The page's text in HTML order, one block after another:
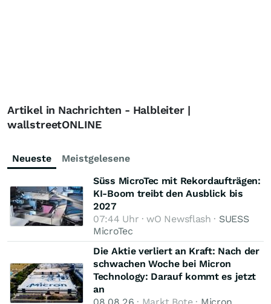
Artikel in Nachrichten - Halbleiter |
wallstreetONLINE
Neueste
Meistgelesene
Süss MicroTec mit Rekordaufträgen:
KI-Boom treibt den Ausblick bis
2027
07:44 Uhr · wO Newsflash · SUESS
MicroTec
Die Aktie verliert an Kraft: Nach der
schwachen Woche bei Micron
Technology: Darauf kommt es jetzt
an